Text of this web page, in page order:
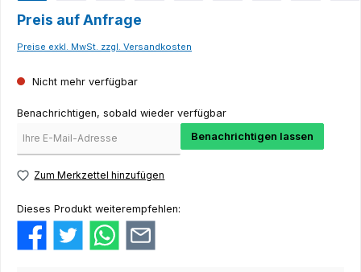
Preis auf Anfrage
Preise exkl. MwSt. zzgl. Versandkosten
Nicht mehr verfügbar
Benachrichtigen, sobald wieder verfügbar
Benachrichtigen lassen
Zum Merkzettel hinzufügen
Dieses Produkt weiterempfehlen: